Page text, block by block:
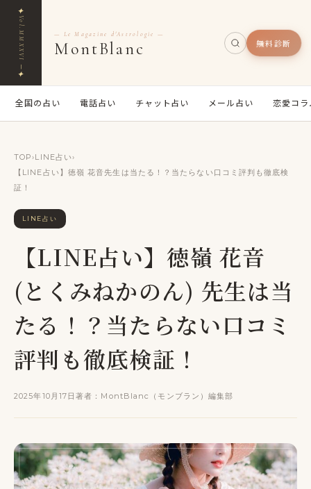
✦
Vol.MMXXVI ─
✦
— Le Magazine d'Astrologie —
MontBlanc 無料診断
全国の占い 電話占い チャット占い メール占い 恋愛コラ
TOP›LINE占い›
【LINE占い】徳嶺 花音先生は当たる！？当たらない口コミ評判も徹底検
証！
LINE占い
【LINE占い】徳嶺 花音
(とくみねかのん) 先生は当
たる！？当たらない口コミ
評判も徹底検証！
2025年10月17日著者：MontBlanc（モンブラン）編集部